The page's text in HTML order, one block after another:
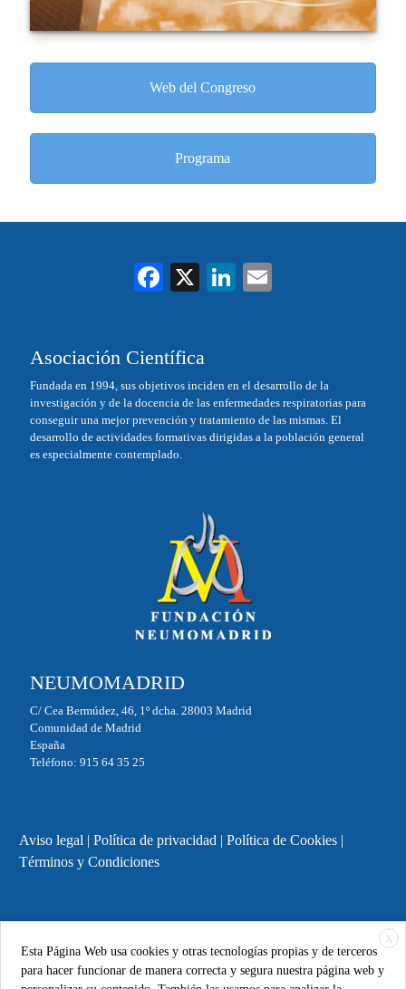
Web del Congreso
Programa
Fa
ok
X
Li
Asociación Científica
Fundada en 1994, sus objetivos inciden en el desarrollo de la
investigación y de la docencia de las enfermedades respiratorias para
conseguir una mejor prevención y tratamiento de las mismas. El
desarrollo de actividades formativas dirigidas a la población general
es especialmente contemplado.
NEUMOMADRID
C/ Cea Bermúdez, 46, 1º dcha. 28003 Madrid
Comunidad de Madrid
España
Teléfono: 915 64 35 25
Aviso legal | Política de privacidad | Política de Cookies|
Términos y Condiciones
FUNDACIÓN
NEUMOMADRID
X
Esta Página Web usa cookies y otras tecnologías propias y de terceros
para hacer funcionar de manera correcta y segura nuestra página web y